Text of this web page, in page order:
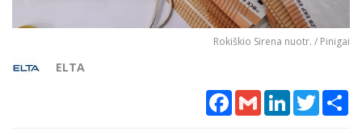
Rokiškio Sirena nuotr. / Pinigai
ELTA
Facebook
Gmail LinkedInTwitter